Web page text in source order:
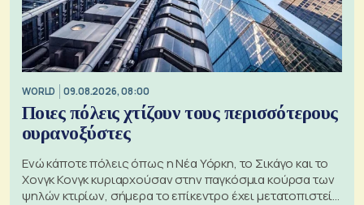
WORLD 09.08.2026, 08:00
Ποιες πόλεις χτίζουν τους περισσότερους
ουρανοξύστες
Ενώ κάποτε πόλεις όπως η Νέα Υόρκη, το Σικάγο και το
Χονγκ Κονγκ κυριαρχούσαν στην παγκόσμια κούρσα των
ψηλών κτιρίων, σήμερα το επίκεντρο έχει μετατοπιστεί